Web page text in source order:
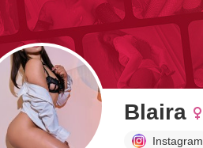
Blaira
Instagram